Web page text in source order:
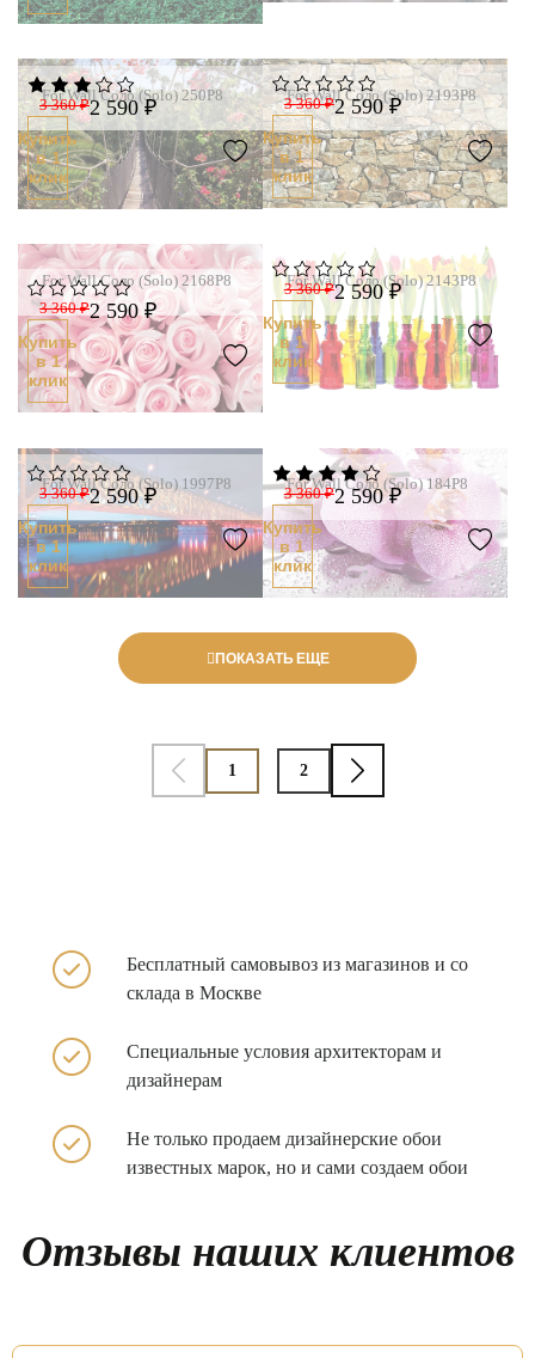
For Wall Соло (Solo) 250P8
3 360 ₽2 590 ₽
Купить
в 1
клик
For Wall Соло (Solo) 2193P8
3 360 ₽2 590 ₽
Купить
в 1
клик
For Wall Соло (Solo) 2168P8
3 360 ₽2 590 ₽
Купить
в 1
клик
For Wall Соло (Solo) 2143P8
3 360 ₽2 590 ₽
Купить
в 1
клик
For Wall Соло (Solo) 1997P8
3 360 ₽2 590 ₽
Купить
в 1
клик
For Wall Соло (Solo) 184P8
3 360 ₽2 590 ₽
Купить
в 1
клик
ПОКАЗАТЬ ЕЩЕ
1 2
Бесплатный самовывоз из магазинов и со
склада в Москве
Специальные условия архитекторам и
дизайнерам
Не только продаем дизайнерские обои
известных марок, но и сами создаем обои
Отзывы наших клиентов